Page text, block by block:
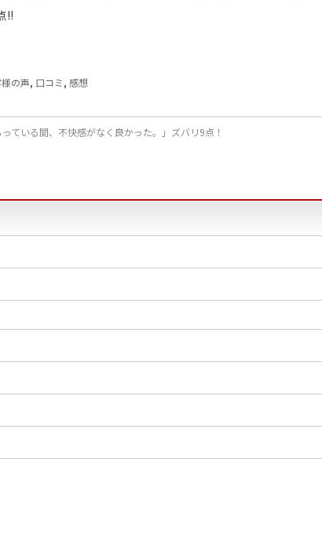
!!
の声, 口コミ, 感想
ている間、不快感がなく良かった。」ズバリ9点！